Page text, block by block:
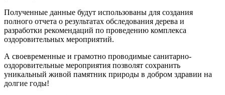
Полученные данные будут использованы для создания
полного отчета о результатах обследования дерева и
разработки рекомендаций по проведению комплекса
оздоровительных мероприятий.
А своевременные и грамотно проводимые санитарно-
оздоровительные мероприятия позволят сохранить
уникальный живой памятник природы в добром здравии на
долгие годы!